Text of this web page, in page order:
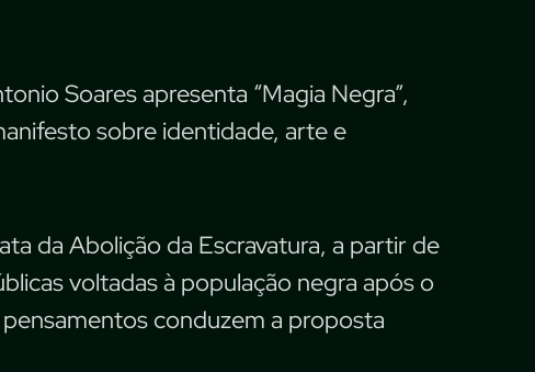
Soares apresenta “Magia Negra”,
sobre identidade, arte e
da Abolição da Escravatura, a partir de
voltadas à população negra após o
conduzem a proposta